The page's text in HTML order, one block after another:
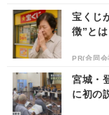
宝くじ
徴”とは
PR(合同
宮城・
に初の